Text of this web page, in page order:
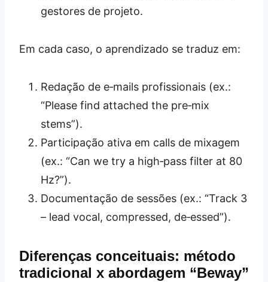
gestores de projeto.
Em cada caso, o aprendizado se traduz em:
Redação de e‑mails profissionais (ex.:
“Please find attached the pre‑mix
stems”).
Participação ativa em calls de mixagem
(ex.: “Can we try a high‑pass filter at 80
Hz?”).
Documentação de sessões (ex.: “Track 3
– lead vocal, compressed, de‑essed”).
Diferenças conceituais: método
tradicional x abordagem “Beway”